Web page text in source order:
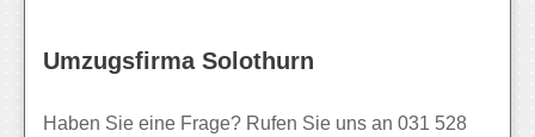
Umzugsfirma Solothurn
Haben Sie eine Frage? Rufen Sie uns an 031 528